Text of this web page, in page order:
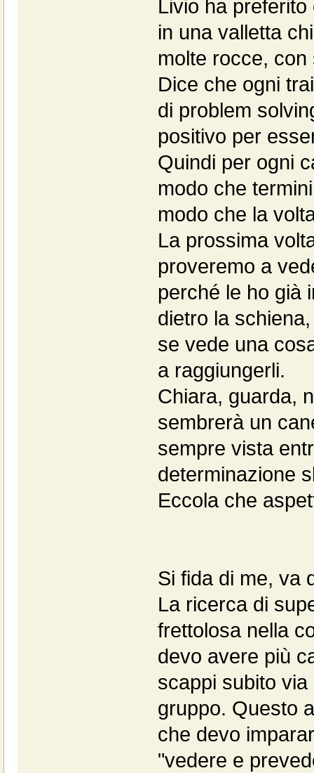
Livio ha
in una valletta
molte rocce,
Dice che ogni
di problem
positivo per
Quindi per ogni
modo che
modo che la
La prossima
proveremo a
perché le ho già
dietro la
se vede una
a raggiungerli.
Chiara, guarda,
sembrerà un
sempre vista
determinazione
Eccola che
Si fida di me, va
La ricerca di
frettolosa nella
devo avere più
scappi subito
gruppo. Questo
che devo
"vedere e